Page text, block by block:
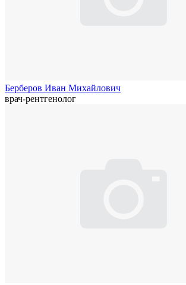
Берберов Иван Михайлович
врач-рентгенолог